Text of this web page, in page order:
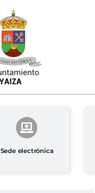
Sede electrónica